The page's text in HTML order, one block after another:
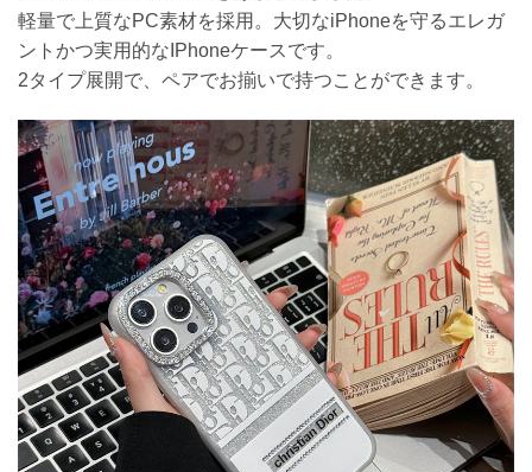
軽量で上質なPC素材を採用。大切なiPhoneを守るエレガ
ントかつ実用的なIPhoneケースです。
2タイプ展開で、ペアでお揃いで持つことができます。